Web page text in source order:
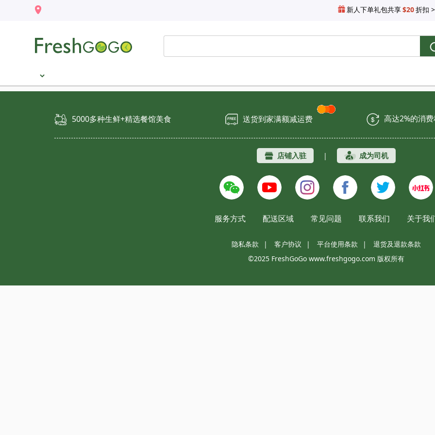
新人下单礼包共享$20折扣
5000多种生鲜+精选餐馆美食 送货到家满额减运费 高达2%的消
店铺入驻 | 成为司机
服务方式 配送区域 常见问题 联系我们 关于我
隐私条款 | 客户协议 | 平台使用条款 |
退货及退款条款
©2025 FreshGoGo www.freshgogo.com 版权所有